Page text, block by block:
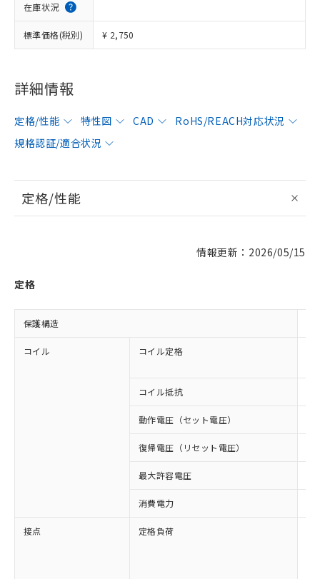
在庫状況
標準価格(税別) ¥ 2,750
詳細情報
定格/性能 特性図 CAD
RoHS/REACH対応状況
規格認証/適合状況
定格/性能
情報更新：2026/05/15
定格
保護構造
コイル コイル定格
コイル抵抗
動作電圧（セット電圧）
復帰電圧（リセット電圧）
最大許容電圧
消費電力
接点 定格負荷